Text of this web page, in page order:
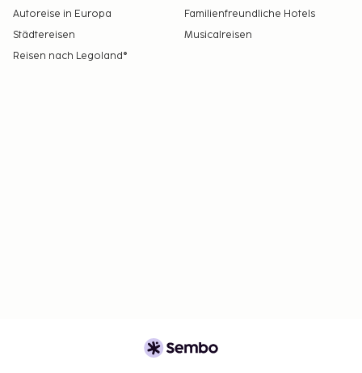
Autoreise in Europa
Familienfreundliche Hotels
Städtereisen
Musicalreisen
Reisen nach Legoland®